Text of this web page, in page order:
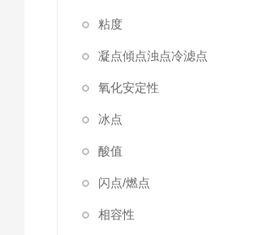
粘度
凝点傾点浊点冷滤点
氧化安定性
冰点
酸值
闪点/燃点
相容性